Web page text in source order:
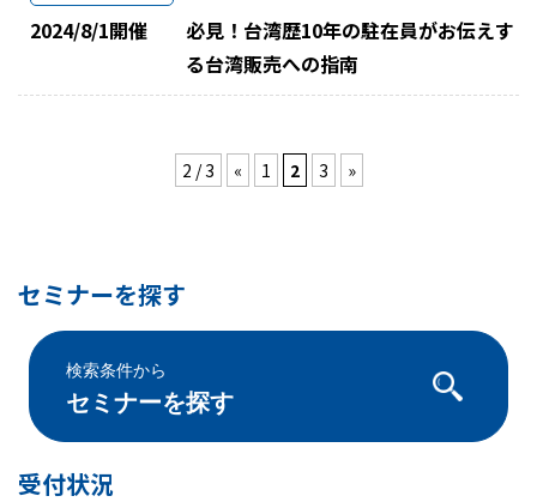
セミナーを探す
検索条件から
セミナーを探す
受付状況
2024/8/1開催
必見！台湾歴10年の駐在員がお伝えす
る台湾販売への指南
2 / 3 « 1 2 3 »